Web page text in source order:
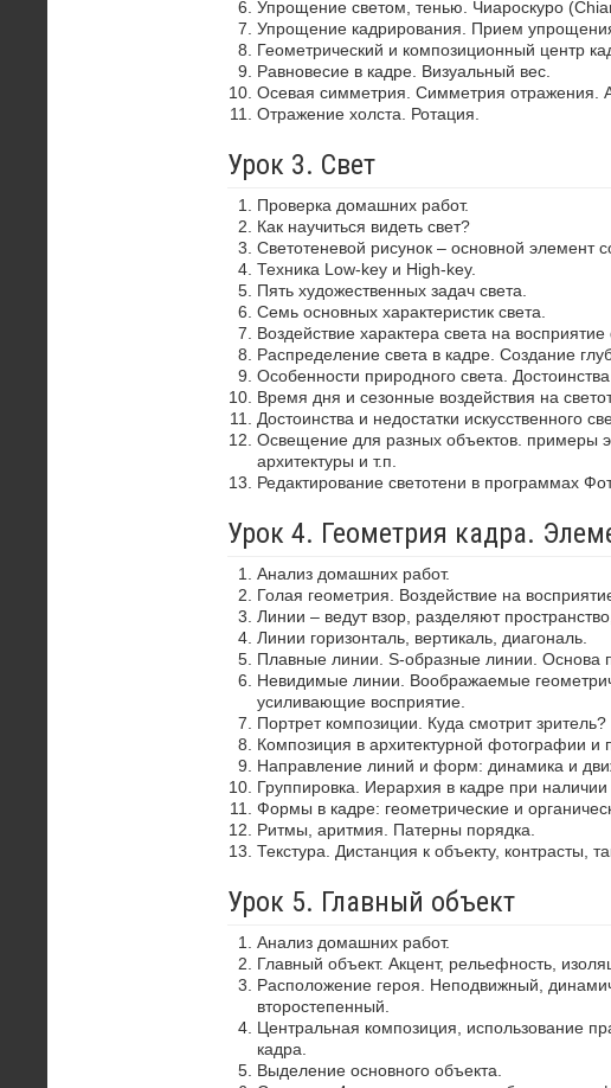
Упрощение светом, тенью. Чиароскуро
Упрощение кадрирования. Прием упрощения
Геометрический и композиционный центр
Равновесие в кадре. Визуальный вес.
Осевая симметрия. Симметрия отражения.
Отражение холста. Ротация.
Урок 3. Свет
Проверка домашних работ.
Как научиться видеть свет?
Светотеневой рисунок – основной элемент
Техника Low-key и High-key.
Пять художественных задач света.
Семь основных характеристик света.
Воздействие характера света на восприятие
Распределение света в кадре. Создание
Особенности природного света. Достоинства
Время дня и сезонные воздействия на
Достоинства и недостатки искусственного
Освещение для разных объектов. примеры
архитектуры и т.п.
Редактирование светотени в программах
Урок 4. Геометрия кадра.
Анализ домашних работ.
Голая геометрия. Воздействие на
Линии – ведут взор, разделяют
Линии горизонталь, вертикаль, диагональ.
Плавные линии. S-образные линии. Основа
Невидимые линии. Воображаемые
усиливающие восприятие.
Портрет композиции. Куда смотрит зритель?
Композиция в архитектурной фотографии и
Направление линий и форм: динамика и
Группировка. Иерархия в кадре при наличии
Формы в кадре: геометрические и
Ритмы, аритмия. Патерны порядка.
Текстура. Дистанция к объекту, контрасты,
Урок 5. Главный объект
Анализ домашних работ.
Главный объект. Акцент, рельефность,
Расположение героя. Неподвижный,
второстепенный.
Центральная композиция, использование
кадра.
Выделение основного объекта.